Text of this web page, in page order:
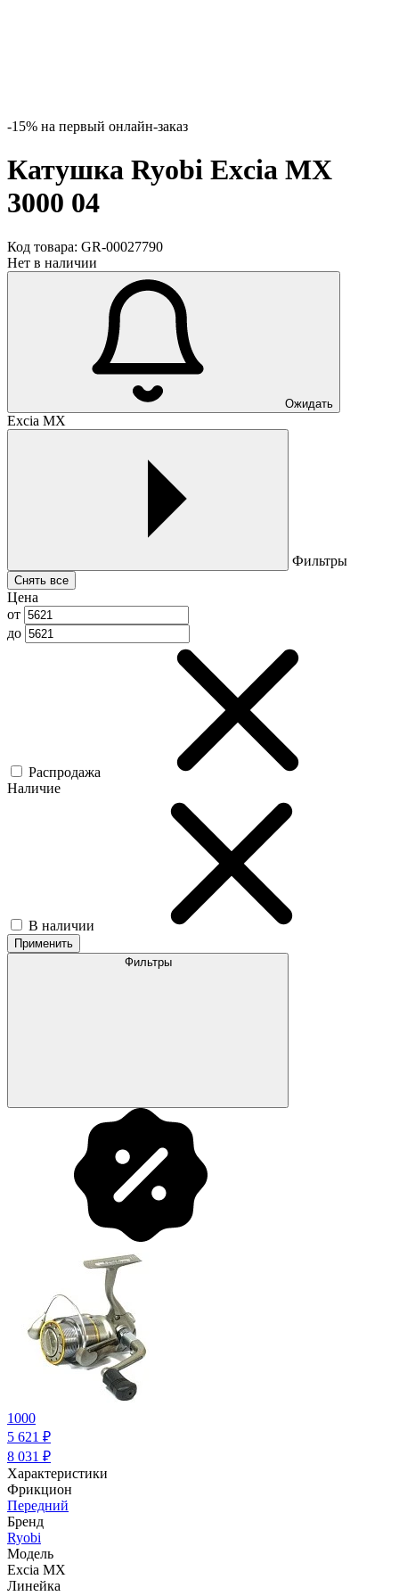
-15% на первый онлайн-заказ
Катушка Ryobi Excia MX
3000 04
Код товара: GR-00027790
Нет в наличии
Ожидать
Excia MX
Фильтры
Снять все
Цена
от
до
Распродажа
Наличие
В наличии
Применить
Фильтры
1000
5 621 ₽
8 031 ₽
Характеристики
Фрикцион
Передний
Бренд
Ryobi
Модель
Excia MX
Линейка